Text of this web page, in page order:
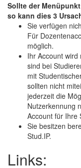
Sollte der
so kann dies 3
Sie verfügen
Für
möglich.
Ihr Account
sind bei
mit
sollten nicht
jederzeit die
Nutzerkennung
Account für Ihre
Sie besitzen
Stud.IP.
Links: